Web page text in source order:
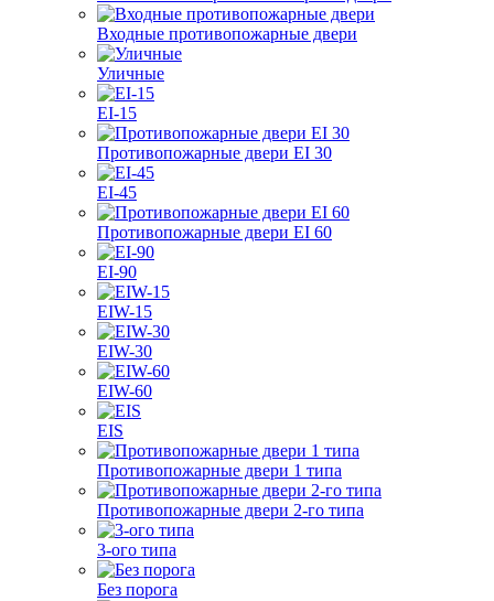
Входные противопожарные двери
Уличные
EI-15
Противопожарные двери EI 30
EI-45
Противопожарные двери EI 60
EI-90
EIW-15
EIW-30
EIW-60
EIS
Противопожарные двери 1 типа
Противопожарные двери 2-го типа
3-ого типа
Без порога